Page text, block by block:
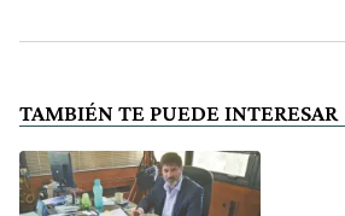
TAMBIÉN TE PUEDE INTERESAR